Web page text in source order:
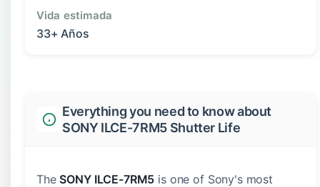
Vida estimada
33+ Años
Everything you need to know about
SONY ILCE-7RM5 Shutter Life
The SONY ILCE-7RM5 is one of Sony's most